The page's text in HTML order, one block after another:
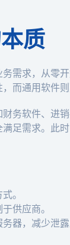
质
需求，从零
而通用软件则
务软件、进
足需求。此
。
供应商。
器，减少泄露